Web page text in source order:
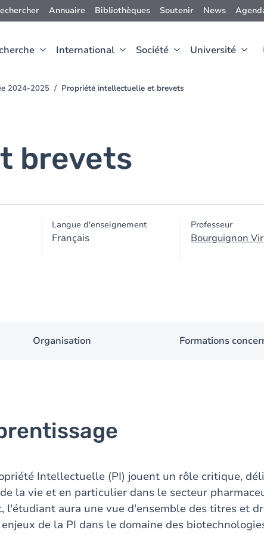
Annuaire Bibliothèques Soutenir News
International Société Université
2024-2025 Propriété intellectuelle et brevets
brevets
Langue d'enseignement
Français
Professeur
Bourguignon
Organisation Formations
Intellectuelle (PI) jouent un rôle critique,
la vie et en particulier dans le secteur
l'étudiant aura une vue d'ensemble des titres et
de la PI dans le domaine des